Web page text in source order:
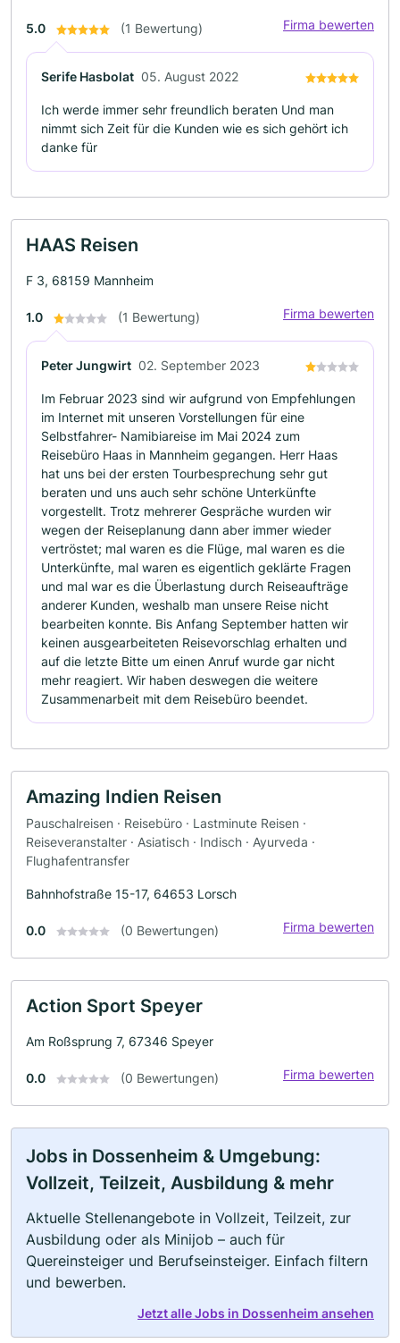
5.0 (1 Bewertung) Firma bewerten
Serife Hasbolat 05. August 2022
Ich werde immer sehr freundlich beraten Und man
nimmt sich Zeit für die Kunden wie es sich gehört ich
danke für
HAAS Reisen
F 3, 68159 Mannheim
1.0 (1 Bewertung) Firma bewerten
Peter Jungwirt 02. September 2023
Im Februar 2023 sind wir aufgrund von Empfehlungen
im Internet mit unseren Vorstellungen für eine
Selbstfahrer- Namibiareise im Mai 2024 zum
Reisebüro Haas in Mannheim gegangen. Herr Haas
hat uns bei der ersten Tourbesprechung sehr gut
beraten und uns auch sehr schöne Unterkünfte
vorgestellt. Trotz mehrerer Gespräche wurden wir
wegen der Reiseplanung dann aber immer wieder
vertröstet; mal waren es die Flüge, mal waren es die
Unterkünfte, mal waren es eigentlich geklärte Fragen
und mal war es die Überlastung durch Reiseaufträge
anderer Kunden, weshalb man unsere Reise nicht
bearbeiten konnte. Bis Anfang September hatten wir
keinen ausgearbeiteten Reisevorschlag erhalten und
auf die letzte Bitte um einen Anruf wurde gar nicht
mehr reagiert. Wir haben deswegen die weitere
Zusammenarbeit mit dem Reisebüro beendet.
Amazing Indien Reisen
Pauschalreisen · Reisebüro · Lastminute Reisen ·
Reiseveranstalter · Asiatisch · Indisch · Ayurveda ·
Flughafentransfer
Bahnhofstraße 15-17, 64653 Lorsch
0.0 (0 Bewertungen) Firma bewerten
Action Sport Speyer
Am Roßsprung 7, 67346 Speyer
0.0 (0 Bewertungen) Firma bewerten
Jobs in Dossenheim & Umgebung:
Vollzeit, Teilzeit, Ausbildung & mehr
Aktuelle Stellenangebote in Vollzeit, Teilzeit, zur
Ausbildung oder als Minijob – auch für
Quereinsteiger und Berufseinsteiger. Einfach filtern
und bewerben.
Jetzt alle Jobs in Dossenheim ansehen